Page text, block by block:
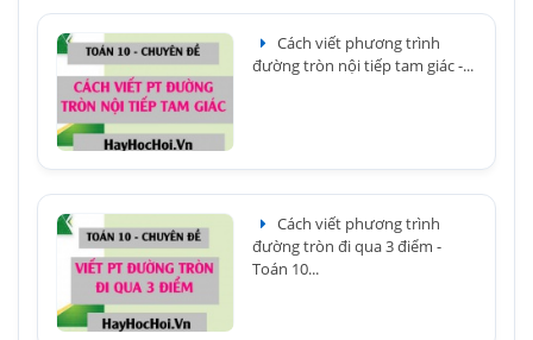
Cách viết phương trình
đường tròn nội tiếp tam giác -...
Cách viết phương trình
đường tròn đi qua 3 điểm -
Toán 10...